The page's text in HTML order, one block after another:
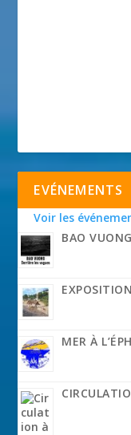
EVÉNEMENTS
Voir les
BAO
MER À